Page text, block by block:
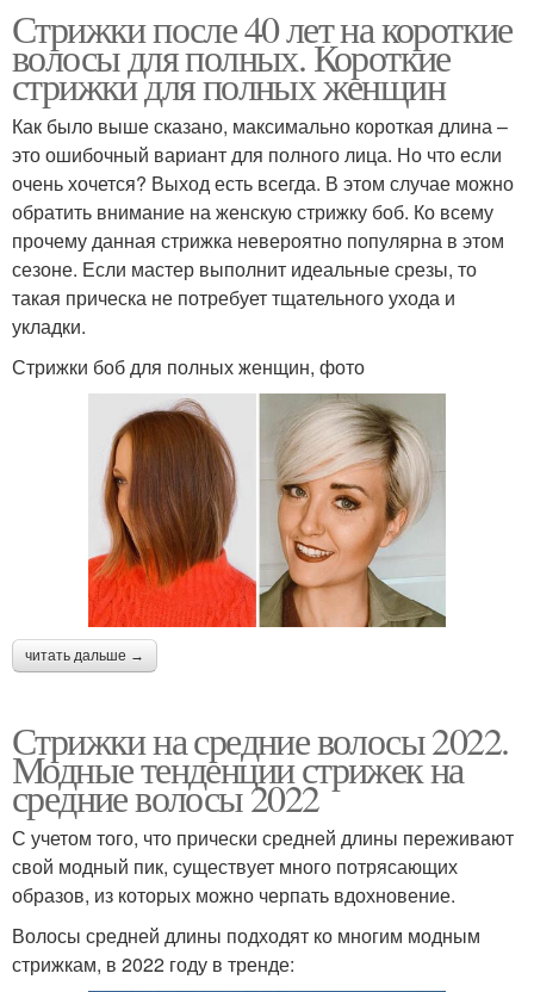
Стрижки после 40 лет на короткие
волосы для полных. Короткие
стрижки для полных женщин
Как было выше сказано, максимально короткая длина –
это ошибочный вариант для полного лица. Но что если
очень хочется? Выход есть всегда. В этом случае можно
обратить внимание на женскую стрижку боб. Ко всему
прочему данная стрижка невероятно популярна в этом
сезоне. Если мастер выполнит идеальные срезы, то
такая прическа не потребует тщательного ухода и
укладки.
Стрижки боб для полных женщин, фото
читать дальше →
Стрижки на средние волосы 2022.
Модные тенденции стрижек на
средние волосы 2022
С учетом того, что прически средней длины переживают
свой модный пик, существует много потрясающих
образов, из которых можно черпать вдохновение.
Волосы средней длины подходят ко многим модным
стрижкам, в 2022 году в тренде: